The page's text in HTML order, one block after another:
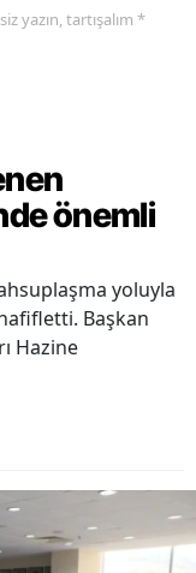
yazın, tartışalım *
önemli
yoluyla
Başkan
Hazine